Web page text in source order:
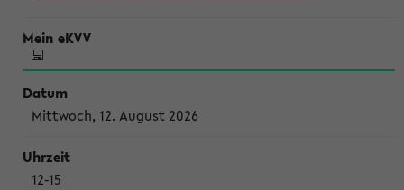
Mittwoch, 12. August 2026
12-15